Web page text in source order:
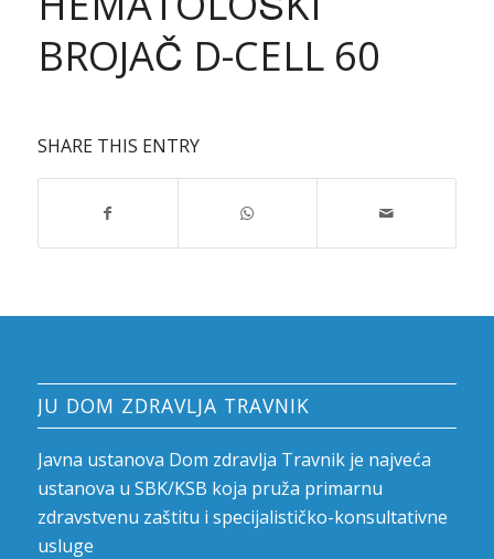
BROJAČ D-CELL 60
SHARE THIS ENTRY
JU DOM ZDRAVLJA TRAVNIK
Javna ustanova Dom zdravlja Travnik je najveća
ustanova u SBK/KSB koja pruža primarnu
zdravstvenu zaštitu i specijalističko-konsultativne
usluge